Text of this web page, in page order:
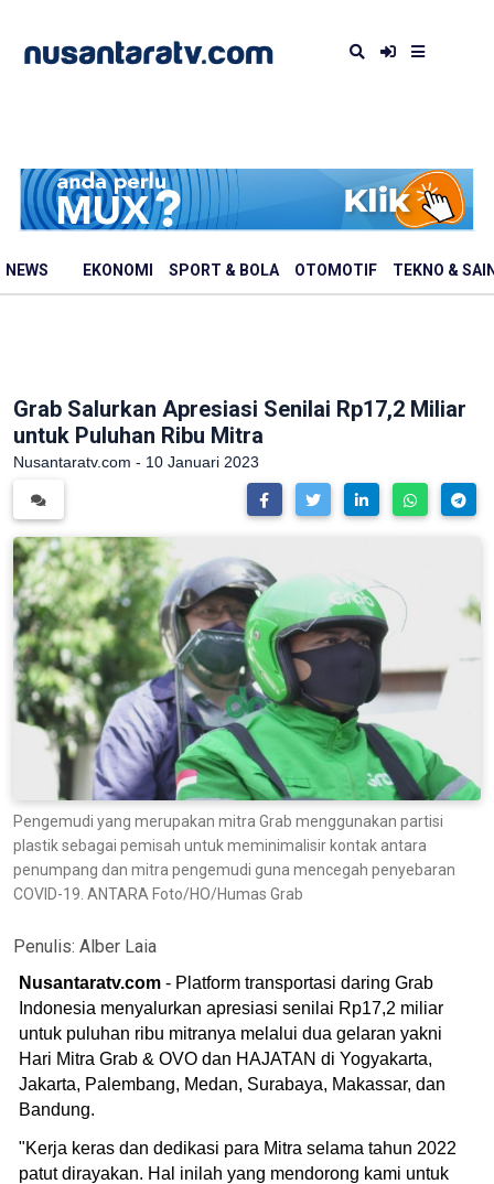
NEWS EKONOMI SPORT & BOLA OTOMOTIF TEKNO &
Grab Salurkan Apresiasi Senilai Rp17,2 Miliar
untuk Puluhan Ribu Mitra
Nusantaratv.com - 10 Januari 2023
Pengemudi yang merupakan mitra Grab menggunakan partisi
plastik sebagai pemisah untuk meminimalisir kontak antara
penumpang dan mitra pengemudi guna mencegah penyebaran
COVID-19. ANTARA Foto/HO/Humas Grab
Penulis: Alber Laia
Nusantaratv.com - Platform transportasi daring Grab
Indonesia menyalurkan apresiasi senilai Rp17,2 miliar
untuk puluhan ribu mitranya melalui dua gelaran yakni
Hari Mitra Grab & OVO dan HAJATAN di Yogyakarta,
Jakarta, Palembang, Medan, Surabaya, Makassar, dan
Bandung.
"Kerja keras dan dedikasi para Mitra selama tahun 2022
patut dirayakan. Hal inilah yang mendorong kami untuk